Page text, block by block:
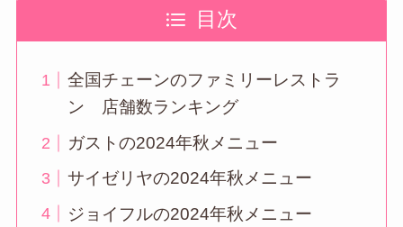
目次
全国チェーンのファミリーレストラ
ン 店舗数ランキング
ガストの2024年秋メニュー
サイゼリヤの2024年秋メニュー
ジョイフルの2024年秋メニュー